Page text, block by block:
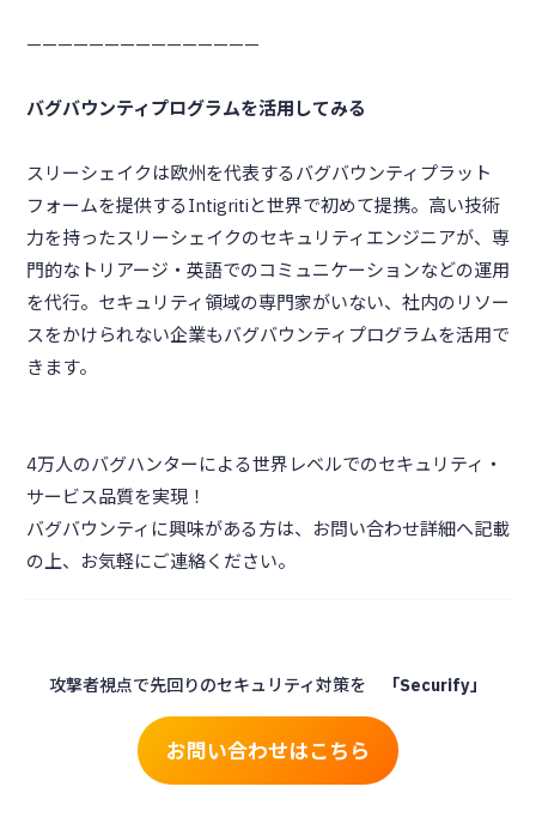
———————————————
バグバウンティプログラムを活用してみる
スリーシェイクは欧州を代表するバグバウンティプラット
フォームを提供するIntigritiと世界で初めて提携。高い技術
力を持ったスリーシェイクのセキュリティエンジニアが、専
門的なトリアージ・英語でのコミュニケーションなどの運用
を代行。セキュリティ領域の専門家がいない、社内のリソー
スをかけられない企業もバグバウンティプログラムを活用で
きます。
4万人のバグハンターによる世界レベルでのセキュリティ・
サービス品質を実現！
バグバウンティに興味がある方は、お問い合わせ詳細へ記載
の上、お気軽にご連絡ください。
攻撃者視点で先回りのセキュリティ対策を 「Securify」
お問い合わせはこちら